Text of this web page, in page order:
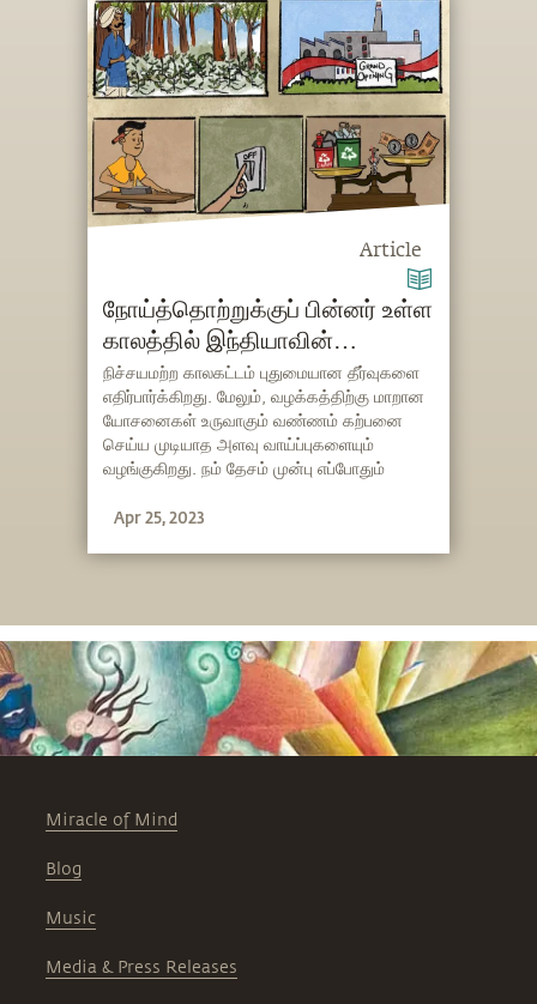
Article
நோய்த்தொற்றுக்குப் பின்னர் உள்ள
காலத்தில் இந்தியாவின்
செழுமைக்கு சத்குருவின்
புதுமையான யோசனைகள்
நிச்சயமற்ற காலகட்டம் புதுமையான தீர்வுகளை
எதிர்பார்க்கிறது. மேலும், வழக்கத்திற்கு மாறான
யோசனைகள் உருவாகும் வண்ணம் கற்பனை
செய்ய முடியாத அளவு வாய்ப்புகளையும்
வழங்குகிறது. நம் தேசம் முன்பு எப்போதும்
வர சத்குரு சில புதுமையான யோசனைகளை
Apr 25, 2023
Miracle of Mind
Blog
Music
Media & Press Releases